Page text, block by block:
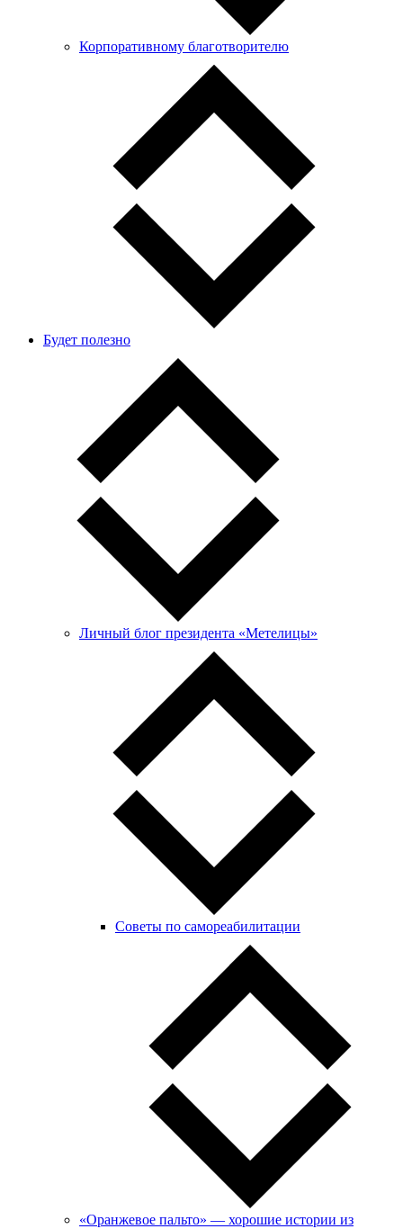
Корпоративному благотворителю
Будет полезно
Личный блог президента «Метелицы»
Советы по самореабилитации
«Оранжевое пальто» — хорошие истории из